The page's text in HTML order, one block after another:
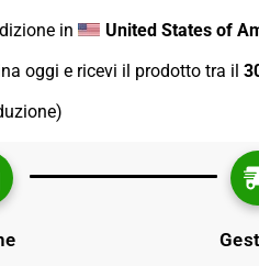
in
United States of
oggi e ricevi il prodotto tra il